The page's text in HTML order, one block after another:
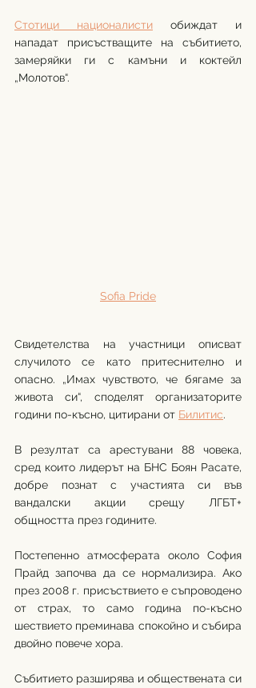
Стотици националисти обиждат и
нападат присъстващите на събитието,
замеряйки ги с камъни и коктейл
„Молотов“.
Sofia Pride
Свидетелства на участници описват
случилото се като притеснително и
опасно. „Имах чувството, че бягаме за
живота си“, споделят организаторите
години по-късно, цитирани от Билитис.
В резултат са арестувани 88 човека,
сред които лидерът на БНС Боян Расате,
добре познат с участията си във
вандалски акции срещу ЛГБТ+
общността през годините.
Постепенно атмосферата около София
Прайд започва да се нормализира. Ако
през 2008 г. присъствието е съпроводено
от страх, то само година по-късно
шествието преминава спокойно и събира
двойно повече хора.
Събитието разширява и обществената си